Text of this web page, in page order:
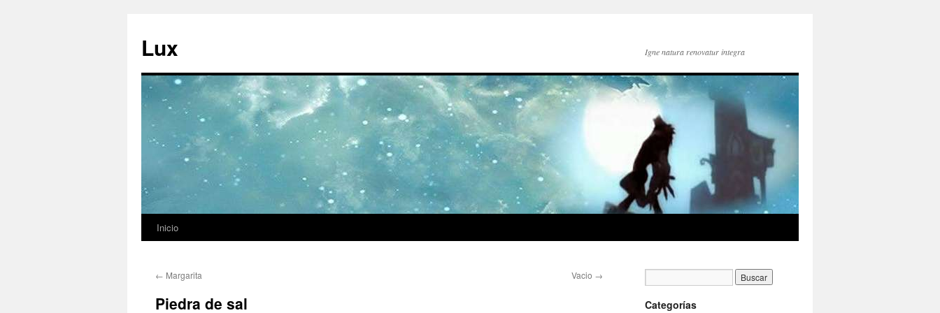
contenido
Lux Igne natura renovatur integra
Inicio
← Margarita Vacio →
Piedra de sal Categorías